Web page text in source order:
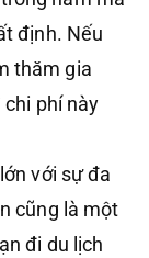
định. Nếu
thăm gia
phí này
với sự đa
cũng là một
đi du lịch